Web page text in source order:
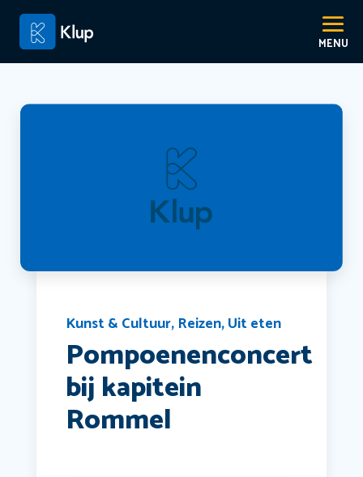
Kunst & Cultuur, Reizen,Uit eten
Pompoenenconcert
bij kapitein
Rommel